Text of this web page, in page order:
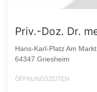
Priv.-Doz. Dr.
Hans-Karl-Platz Am
64347 Griesheim
ÖFFNUNGSZEITEN